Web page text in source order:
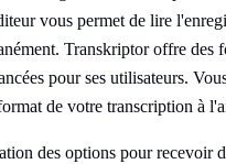
vous permet de lire
Transkriptor offre des
pour ses utilisateurs.
de votre transcription à
des options pour recevoir